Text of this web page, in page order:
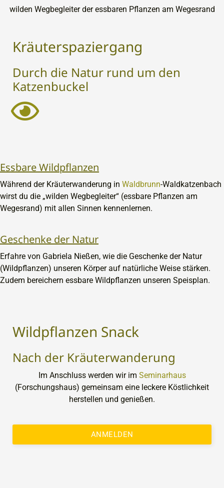
Kräuterspaziergang
Durch die Natur rund um den
Katzenbuckel
Essbare Wildpflanzen
Während der Kräuterwanderung in Waldbrunn-Waldkatzenbach
wirst du die „wilden Wegbegleiter“ (essbare Pflanzen am
Wegesrand) mit allen Sinnen kennenlernen.
Geschenke der Natur
Erfahre von Gabriela Nießen, wie die Geschenke der Natur
(Wildpflanzen) unseren Körper auf natürliche Weise stärken.
Zudem bereichern essbare Wildpflanzen unseren Speisplan.
Wildpflanzen Snack
Nach der Kräuterwanderung
Im Anschluss werden wir im Seminarhaus
(Forschungshaus) gemeinsam eine leckere Köstlichkeit
herstellen und genießen.
ANMELDEN